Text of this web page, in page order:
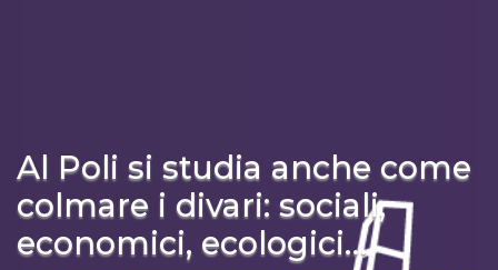
Al Poli si studia anche come
colmare i divari: sociali,
economici, ecologici…